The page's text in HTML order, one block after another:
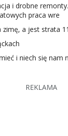
i drobne
praca wre
zimę, a jest strata
i niech się nam
REKLAMA